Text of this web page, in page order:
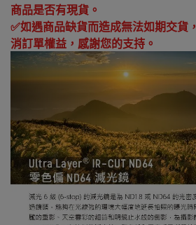
商品是否有現貨。
✅如遇商品缺貨而造成無法如期交貨，
消訂單權益，感謝您的支持。